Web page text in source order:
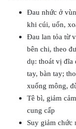
Đau nhức ở
khi cúi, uốn,
Đau lan tỏa từ
bên chi, theo
dụ: thoát vị đĩa
tay, bàn tay;
xuống mông,
Tê bì, giảm
cung cấp
Suy giảm chức